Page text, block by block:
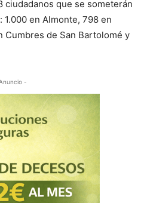
ciudadanos que se someterán
en Almonte, 798 en
Cumbres de San Bartolomé y
-